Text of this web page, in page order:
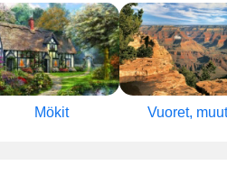
Mökit Vuoret, muut